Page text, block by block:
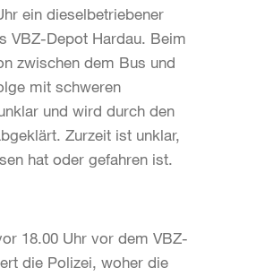
ein dieselbetriebener
VBZ-Depot Hardau. Beim
zwischen dem Bus und
mit schweren
und wird durch den
Zurzeit ist unklar,
hat oder gefahren ist.
18.00 Uhr vor dem VBZ-
die Polizei, woher die